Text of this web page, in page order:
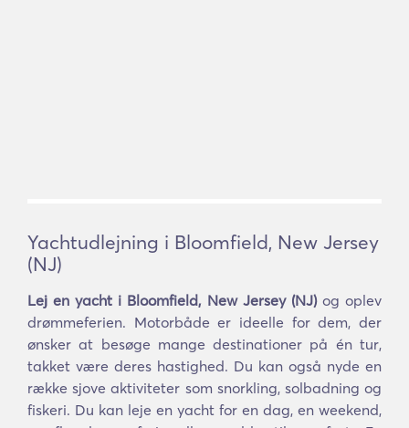
Yachtudlejning i Bloomfield, New Jersey
(NJ)
Lej en yacht i Bloomfield, New Jersey (NJ)og oplev
drømmeferien. Motorbåde er ideelle for dem, der
ønsker at besøge mange destinationer på én tur,
takket være deres hastighed. Du kan også nyde en
række sjove aktiviteter som snorkling, solbadning og
fiskeri. Du kan leje en yacht for en dag, en weekend,